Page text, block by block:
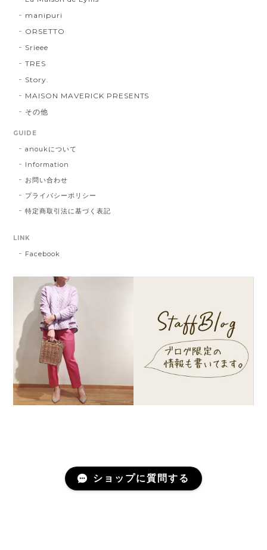
manipuri
ORSETTO
Srieee
TRES
Story.
MAISON MAVERICK PRESENTS
その他
GUIDE
anoukについて
Information
お問い合わせ
プライバシーポリシー
特定商取引法に基づく表記
LINK
Facebook
ショップに質問する